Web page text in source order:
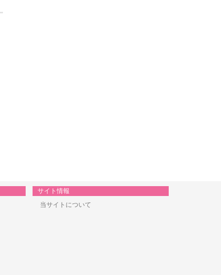
サイト情報
当サイトについて